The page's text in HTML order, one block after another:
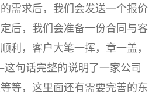
需求后，我们会发送一个报价
后，我们会准备一份合同与客
利，客户大笔一挥，章一盖，
句话完整的说明了一家公司
等，这里面还有需要完善的东